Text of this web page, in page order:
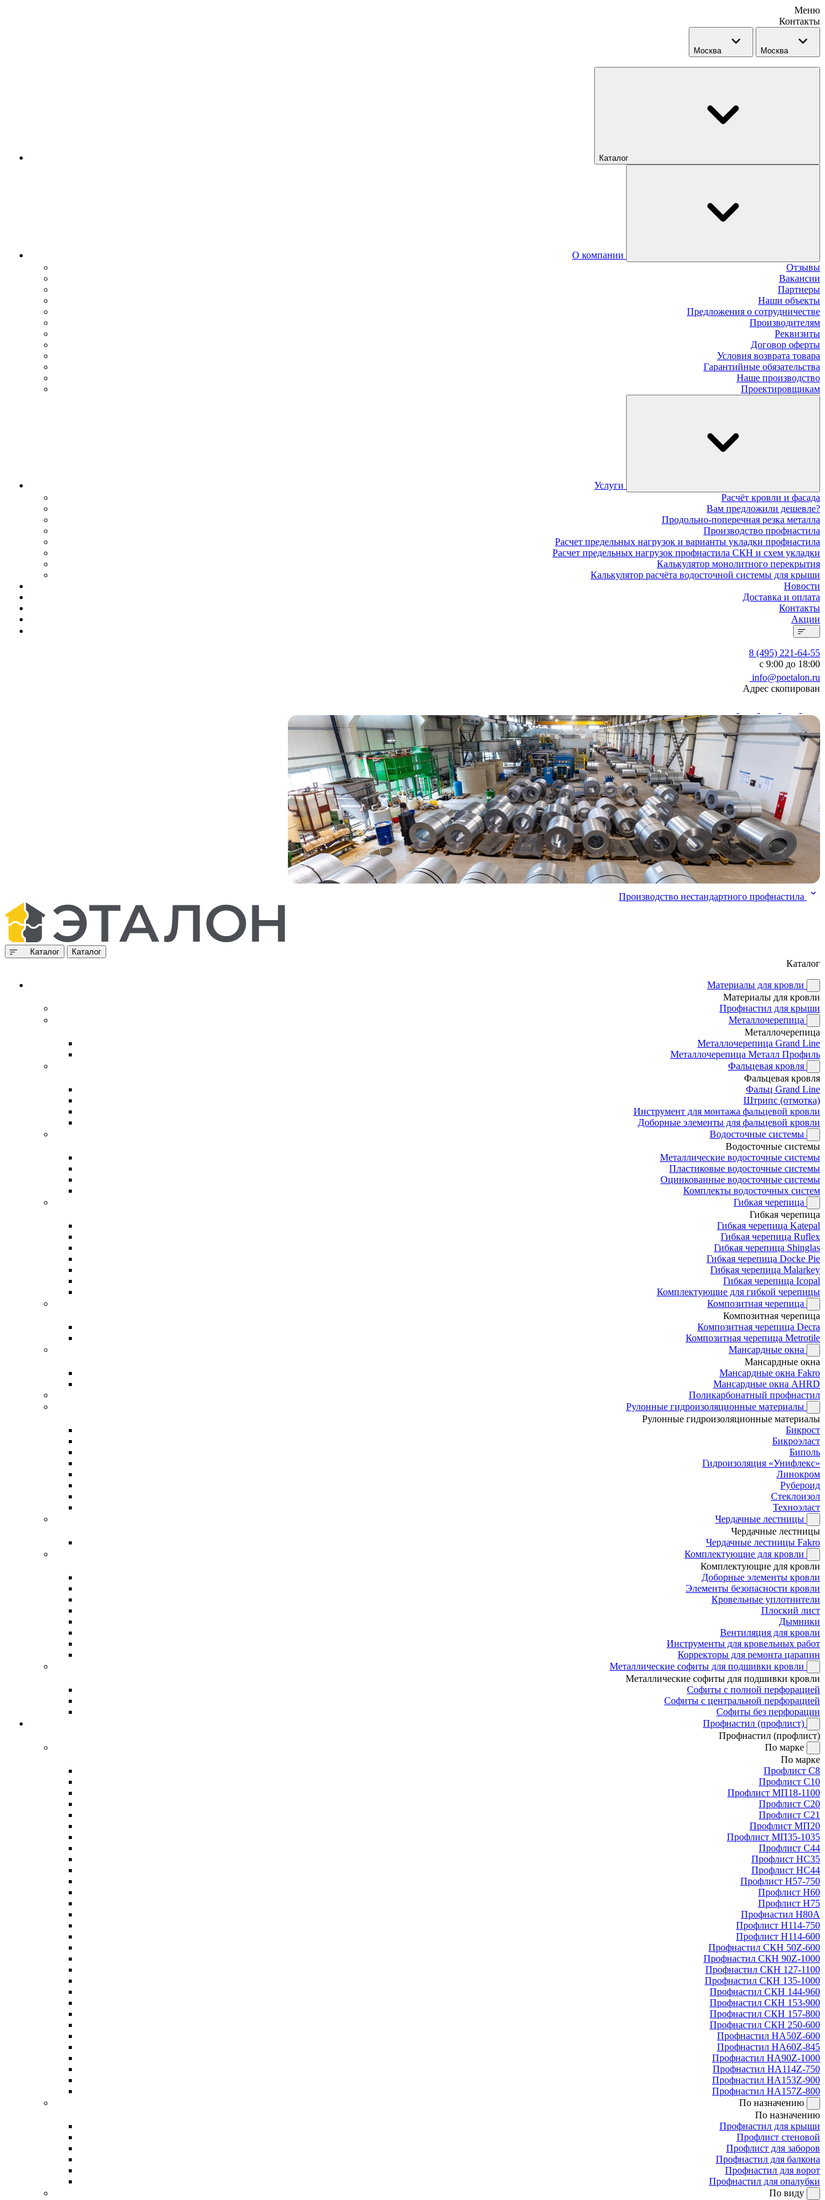
Меню
Контакты
Москва Москва
Каталог
О компании
Отзывы
Вакансии
Партнеры
Наши объекты
Предложения о сотрудничестве
Производителям
Реквизиты
Договор оферты
Условия возврата товара
Гарантийные обязательства
Наше производство
Проектировщикам
Услуги
Расчёт кровли и фасада
Вам предложили дешевле?
Продольно-поперечная резка металла
Производство профнастила
Расчет предельных нагрузок и варианты укладки профнастила
Расчет предельных нагрузок профнастила СКН и схем укладки
Калькулятор монолитного перекрытия
Калькулятор расчёта водосточной системы для крыши
Новости
Доставка и оплата
Контакты
Акции
8 (495) 221-64-55
с 9:00 до 18:00
info@poetalon.ru
Адрес скопирован
Производство нестандартного профнастила
Каталог Каталог
Каталог
Материалы для кровли
Материалы для кровли
Профнастил для крыши
Металлочерепица
Металлочерепица
Металлочерепица Grand Line
Металлочерепица Металл Профиль
Фальцевая кровля
Фальцевая кровля
Фальц Grand Line
Штрипс (отмотка)
Инструмент для монтажа фальцевой кровли
Доборные элементы для фальцевой кровли
Водосточные системы
Водосточные системы
Металлические водосточные системы
Пластиковые водосточные системы
Оцинкованные водосточные системы
Комплекты водосточных систем
Гибкая черепица
Гибкая черепица
Гибкая черепица Katepal
Гибкая черепица Ruflex
Гибкая черепица Shinglas
Гибкая черепица Docke Pie
Гибкая черепица Malarkey
Гибкая черепица Icopal
Комплектующие для гибкой черепицы
Композитная черепица
Композитная черепица
Композитная черепица Decra
Композитная черепица Metrotile
Мансардные окна
Мансардные окна
Мансардные окна Fakro
Мансардные окна AHRD
Поликарбонатный профнастил
Рулонные гидроизоляционные материалы
Рулонные гидроизоляционные материалы
Бикрост
Бикроэласт
Биполь
Гидроизоляция «Унифлекс»
Линокром
Рубероид
Стеклоизол
Техноэласт
Чердачные лестницы
Чердачные лестницы
Чердачные лестницы Fakro
Комплектующие для кровли
Комплектующие для кровли
Доборные элементы кровли
Элементы безопасности кровли
Кровельные уплотнители
Плоский лист
Дымники
Вентиляция для кровли
Инструменты для кровельных работ
Корректоры для ремонта царапин
Металлические софиты для подшивки кровли
Металлические софиты для подшивки кровли
Софиты с полной перфорацией
Софиты с центральной перфорацией
Софиты без перфорации
Профнастил (профлист)
Профнастил (профлист)
По марке
По марке
Профлист С8
Профлист С10
Профлист МП18-1100
Профлист С20
Профлист С21
Профлист МП20
Профлист МП35-1035
Профлист С44
Профлист НС35
Профлист НС44
Профлист Н57-750
Профлист Н60
Профлист Н75
Профнастил Н80А
Профлист Н114-750
Профлист Н114-600
Профнастил СКН 50Z-600
Профнастил СКН 90Z-1000
Профнастил СКН 127-1100
Профнастил СКН 135-1000
Профнастил СКН 144-960
Профнастил СКН 153-900
Профнастил СКН 157-800
Профнастил СКН 250-600
Профнастил НА50Z-600
Профнастил НА60Z-845
Профнастил НА90Z-1000
Профнастил НА114Z-750
Профнастил НА153Z-900
Профнастил НА157Z-800
По назначению
По назначению
Профнастил для крыши
Профлист стеновой
Профлист для заборов
Профнастил для балкона
Профнастил для ворот
Профнастил для опалубки
По виду